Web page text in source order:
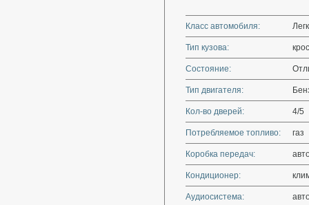
Класс автомобиля:
Тип кузова:
Состояние:
Тип двигателя:
Кол-во дверей: 4/5
Потребляемое топливо: газ
Коробка передач:
Кондиционер:
Аудиосистема: